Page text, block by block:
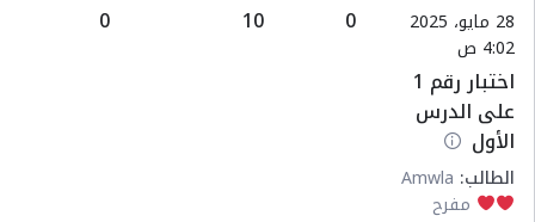
28 مايو، 2025
4:02 ص
اختبار رقم 1
على الدرس
الأول
الطالب: Amwla
مفرح
0
10
0